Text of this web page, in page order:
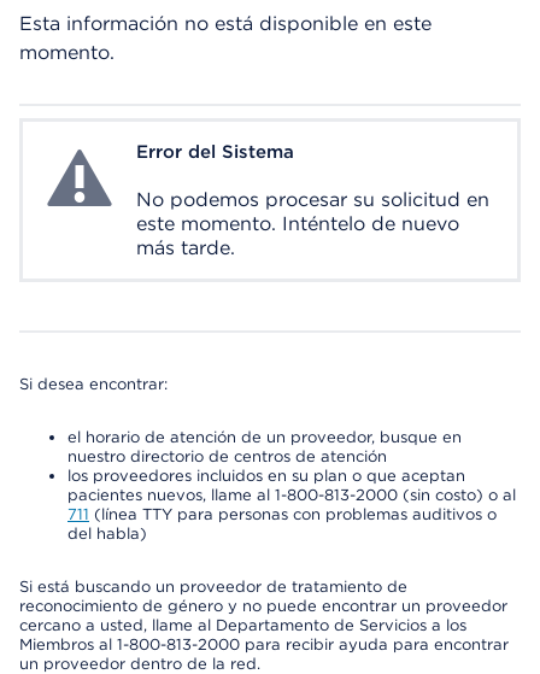
Esta información no está disponible en este
momento.
System ErrorError del Sistema
No podemos procesar su solicitud en
este momento. Inténtelo de nuevo
más tarde.
Si desea encontrar:
el horario de atención de un proveedor, busque en
nuestro directorio de centros de atención
los proveedores incluidos en su plan o que aceptan
pacientes nuevos, llame al 1-800-813-2000 (sin costo) o al
711 (línea TTY para personas con problemas auditivos o
del habla)
Si está buscando un proveedor de tratamiento de
reconocimiento de género y no puede encontrar un proveedor
cercano a usted, llame al Departamento de Servicios a los
Miembros al 1-800-813-2000 para recibir ayuda para encontrar
un proveedor dentro de la red.